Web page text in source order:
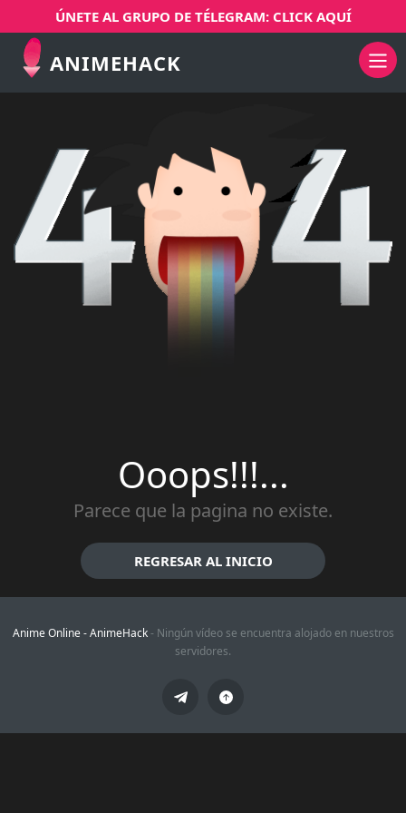
ÚNETE AL GRUPO DE TÉLEGRAM: CLICK AQUÍ
ANIMEHACK
Ooops!!!...
Parece que la pagina no existe.
REGRESAR AL INICIO
Anime Online -AnimeHack- Ningún vídeo se encuentra alojado en nuestros
servidores.